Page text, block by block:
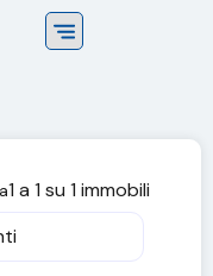
1 a 1 su 1 immobili